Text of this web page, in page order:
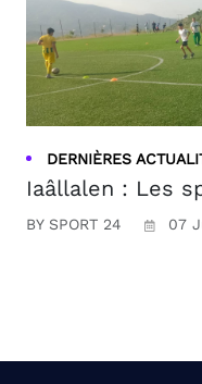
DERNIÈRES
Iaâllalen : Les
BY SPORT 24 07